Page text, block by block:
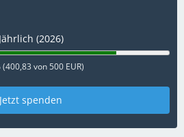
Jährlich (2026)
(400,83 von 500 EUR)
Jetzt spenden